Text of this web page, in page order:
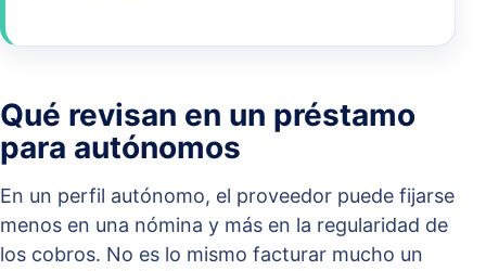
Qué revisan en un préstamo
para autónomos
En un perfil autónomo, el proveedor puede fijarse
menos en una nómina y más en la regularidad de
los cobros. No es lo mismo facturar mucho un